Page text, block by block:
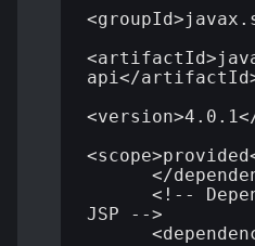
api</
</
<!--
JSP -->